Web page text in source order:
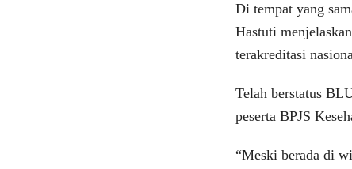
Di tempat yang
Hastuti
terakreditasi
Telah berstatus
peserta BPJS
“Meski berada di